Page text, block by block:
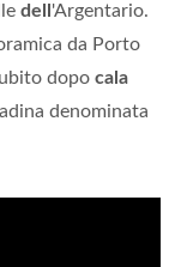
dell 'Argentario.
da Porto
dopo cala
denominata